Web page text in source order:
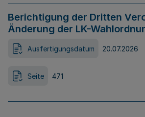
Berichtigung der Dritten
Änderung der LK-
Ausfertigungsdatum 20.07.2026
Seite 471